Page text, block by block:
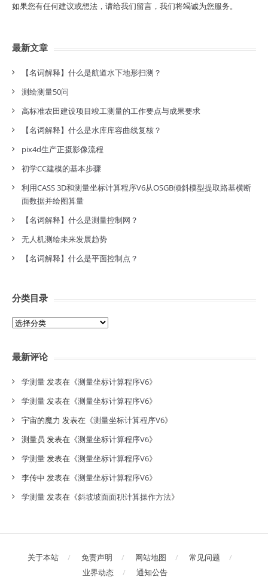
如果您有任何建议或想法，请给我们留言，我们将竭诚为您服务。
最新文章
【名词解释】什么是航道水下地形扫测？
测绘测量50问
高标准农田建设项目竣工测量的工作要点与成果要求
【名词解释】什么是水库库容曲线复核？
pix4d生产正摄影像流程
初学CC建模的基本步骤
利用CASS 3D和测量坐标计算程序V6从OSGB倾斜模型提取路基横断
面数据并绘图算量
【名词解释】什么是测量控制网？
无人机测绘未来发展趋势
【名词解释】什么是平面控制点？
分类目录
分
录
最新评论
学测量发表在《测量坐标计算程序V6》
学测量发表在《测量坐标计算程序V6》
宇宙的魔力 发表在《测量坐标计算程序V6》
测量员 发表在《测量坐标计算程序V6》
学测量发表在《测量坐标计算程序V6》
李传中 发表在《测量坐标计算程序V6》
学测量发表在《斜坡坡面面积计算操作方法》
关于本站 免责声明 网站地图
常见问题
业界动态
通知公告